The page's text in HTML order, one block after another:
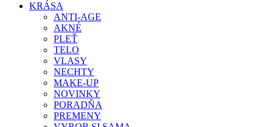
KRÁSA
ANTI-AGE
AKNÉ
PLEŤ
TELO
VLASY
NECHTY
MAKE-UP
NOVINKY
PORADŇA
PREMENY